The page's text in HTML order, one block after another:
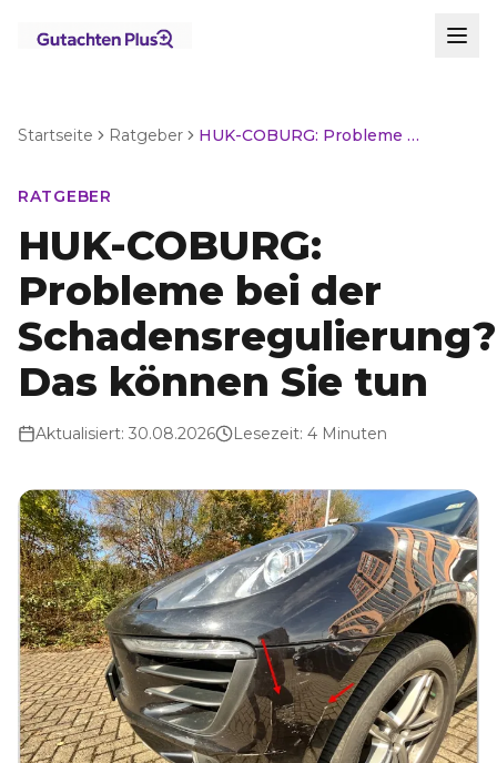
Startseite Ratgeber HUK-COBURG: Probleme bei der Schadensregulierung? Das können Sie tun
RATGEBER
HUK-COBURG:
Probleme bei der
Schadensregulierung?
Das können Sie tun
Aktualisiert: 30.08.2026 Lesezeit: 4 Minuten